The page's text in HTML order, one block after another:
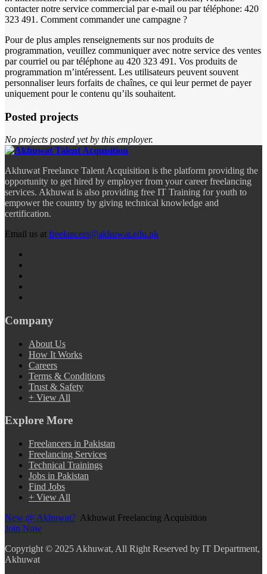
contacter notre service commercial par e-mail ou par téléphone: 420
323 491. Comment commander une campagne ?
Pour de plus amples renseignements sur nos produits de
programmation, veuillez communiquer avec notre service des ventes
par courriel ou par téléphone au 420 323 491. Vos produits de
programmation m’intéressent. Les utilisateurs peuvent souvent
personnaliser leurs forfaits de chaînes, ce qui leur permet de payer
uniquement pour le contenu qu’ils souhaitent.
Posted projects
No projects posted yet by this employer.
Akhuwat Freelance Talent Acquisition is the platform providing the
opportunity to get hired by employer from your career freelancing
services. Akhuwat is also providing free IT Training for youth to
empower the country by giving technical knowledge and
certification.
Email us at freelancers@akhuwat.edu.pk
Company
About Us
How It Works
Careers
Terms & Conditions
Trust & Safety
+ View All
Explore More
Freelancers in Pakistan
Freelancing Services
Technical Trainings
Jobs in Pakistan
Find Jobs
+ View All
New @ Akhuwat? Akhuwat Freelancing Acquisition
Join Now
Copyright © 2025 Akhuwat, All Right Reserved by IT Department,
Akhuwat